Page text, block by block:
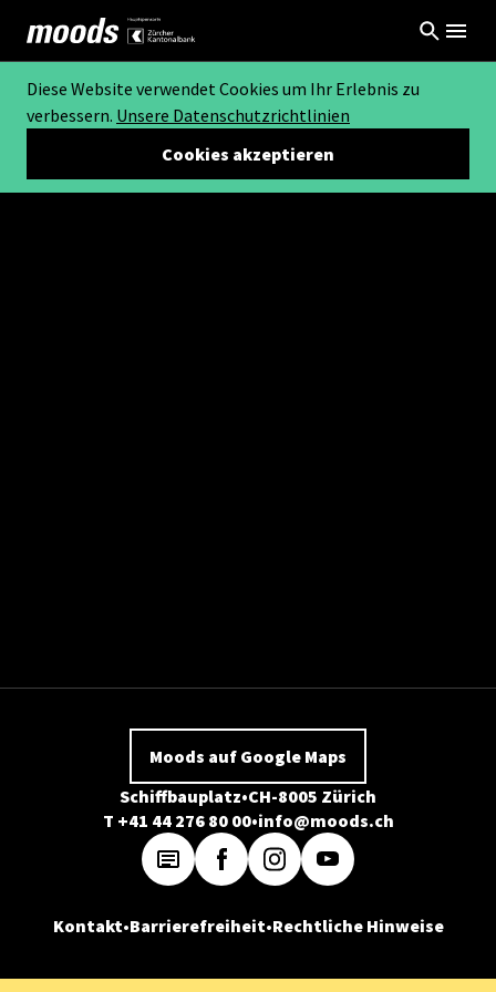
Diese Website verwendet Cookies um Ihr Erlebnis zu
verbessern. Unsere Datenschutzrichtlinien
Cookies akzeptieren
Moods auf Google Maps
Schiffbauplatz CH-8005 Zürich
T +41 44 276 80 00 info@moods.ch
Kontakt Barrierefreiheit Rechtliche Hinweise